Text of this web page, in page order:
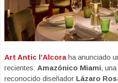
Art Antic l’Alcora ha anunciado
recientes: Amazónico Miami,
reconocido diseñador Lázaro